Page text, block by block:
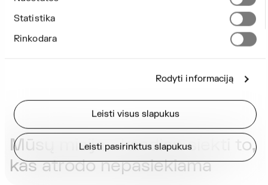
Statistika
Rinkodara
Rodyti informaciją
Leisti visus slapukus
Leisti pasirinktus slapukus
Mūsų misija - kasdien siekti to,
kas atrodo nepasiekiama